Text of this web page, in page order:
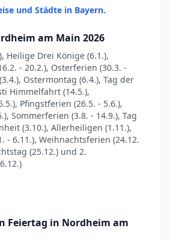
und Städte in Bayern.
am Main 2026
Heilige Drei Könige (6.1.),
- 20.2.), Osterferien (30.3. -
Ostermontag (6.4.), Tag der
Himmelfahrt (14.5.),
Pfingstferien (26.5. - 5.6.),
Sommerferien (3.8. - 14.9.), Tag
(3.10.), Allerheiligen (1.11.),
- 6.11.), Weihnachtsferien (24.12.
(25.12.) und 2.
Feiertag in Nordheim am